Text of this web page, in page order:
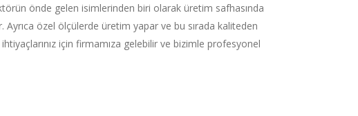
önde gelen isimlerinden biri olarak üretim safhasında
özel ölçülerde üretim yapar ve bu sırada kaliteden
için firmamıza gelebilir ve bizimle profesyonel